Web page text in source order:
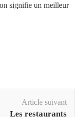
signifie un meilleur
Article suivant
Les restaurants